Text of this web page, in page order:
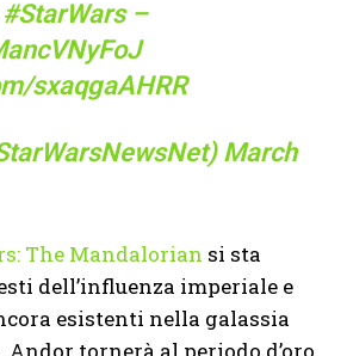
#StarWars–
sxaqgaAHRR
March
The Mandalorian si sta
dell’influenza imperiale e
esistenti nella galassia